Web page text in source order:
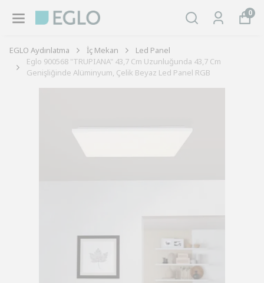
0
EGLO Aydınlatma İç Mekan
Led Panel
Eglo 900568 "TRUPIANA" 43,7 Cm Uzunluğunda 43,7 Cm
Genişliğinde Alüminyum, Çelik Beyaz Led Panel RGB